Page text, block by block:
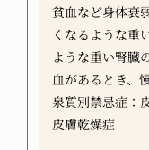
貧血など身体衰
くなるような重
ような重い腎臓
血があるとき、
泉質別禁忌症：
皮膚乾燥症